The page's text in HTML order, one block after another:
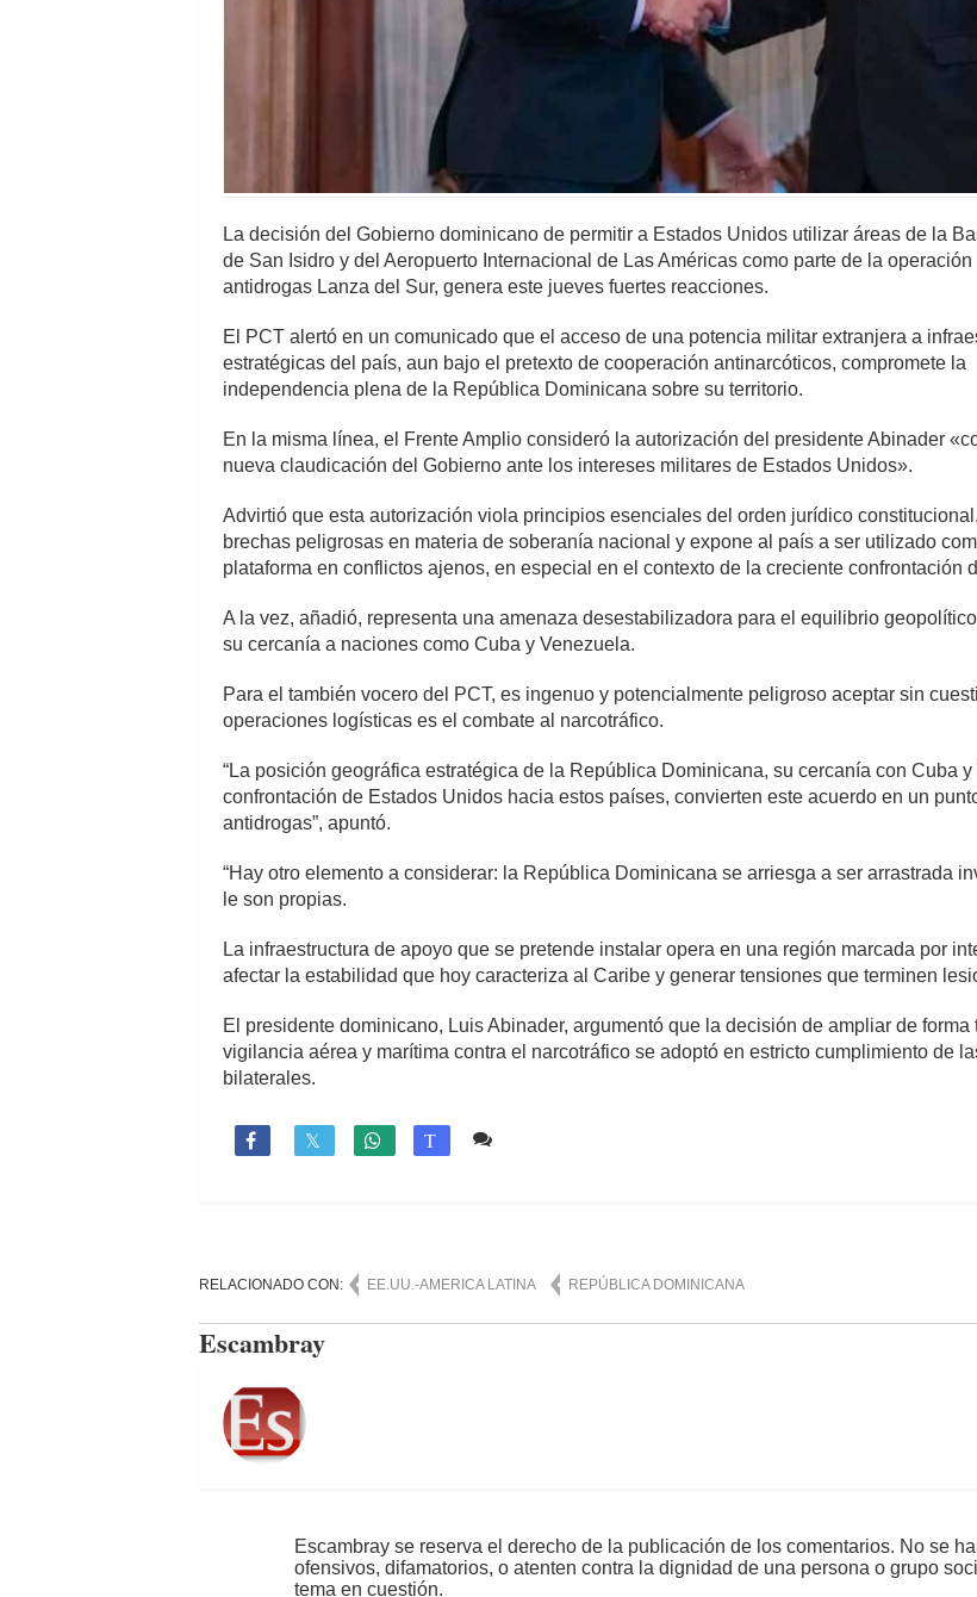
La decisión del Gobierno dominicano de permitir a Estados Unidos utilizar áreas de la
de San Isidro y del Aeropuerto Internacional de Las Américas como parte de la operación
antidrogas Lanza del Sur, genera este jueves fuertes reacciones.
El PCT alertó en un comunicado que el acceso de una potencia militar extranjera a
estratégicas del país, aun bajo el pretexto de cooperación antinarcóticos, compromete la
independencia plena de la República Dominicana sobre su territorio.
En la misma línea, el Frente Amplio consideró la autorización del presidente Abinader
nueva claudicación del Gobierno ante los intereses militares de Estados Unidos».
Advirtió que esta autorización viola principios esenciales del orden jurídico
brechas peligrosas en materia de soberanía nacional y expone al país a ser utilizado
plataforma en conflictos ajenos, en especial en el contexto de la creciente confrontación
A la vez, añadió, representa una amenaza desestabilizadora para el equilibrio
su cercanía a naciones como Cuba y Venezuela.
Para el también vocero del PCT, es ingenuo y potencialmente peligroso aceptar sin
operaciones logísticas es el combate al narcotráfico.
“La posición geográfica estratégica de la República Dominicana, su cercanía con Cuba
confrontación de Estados Unidos hacia estos países, convierten este acuerdo en un
antidrogas”, apuntó.
“Hay otro elemento a considerar: la República Dominicana se arriesga a ser arrastrada
le son propias.
La infraestructura de apoyo que se pretende instalar opera en una región marcada por
afectar la estabilidad que hoy caracteriza al Caribe y generar tensiones que terminen
El presidente dominicano, Luis Abinader, argumentó que la decisión de ampliar de
vigilancia aérea y marítima contra el narcotráfico se adoptó en estricto cumplimiento de
bilaterales.
 T
RELACIONADO CON: EE.UU.-AMERICA LATINA REPÚBLICA DOMINICANA
Escambray
Escambray se reserva el derecho de la publicación de los comentarios. No se
ofensivos, difamatorios, o atenten contra la dignidad de una persona o grupo
tema en cuestión.